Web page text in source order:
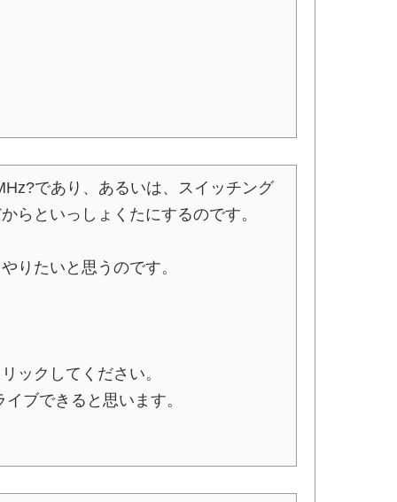
であり、あるいは、スイッチング
らといっしょくたにするのです。
りたいと思うのです。
ックしてください。
ブできると思います。